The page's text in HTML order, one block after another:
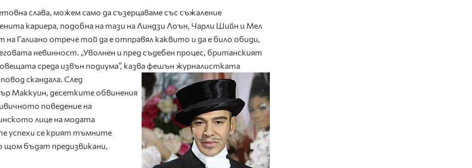
слава, можем само да съзерцаваме със съжаление
кариера, подобна на тази на Линдзи Лоън, Чарли Шийн и Мел
Галиано отрече той да е отправял каквито и да е било обиди,
невинност. „Уволнен и пред съдебен процес, британският
среда извън подиума”, казва фешън журналистката
скандала. След
Маккуин, десетките обвинения
поведение на
лице на модата
успехи се крият тъмните
бъдат предизвикани,